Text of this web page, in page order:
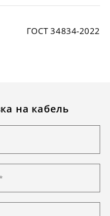
ГОСТ 34834-2022
на кабель